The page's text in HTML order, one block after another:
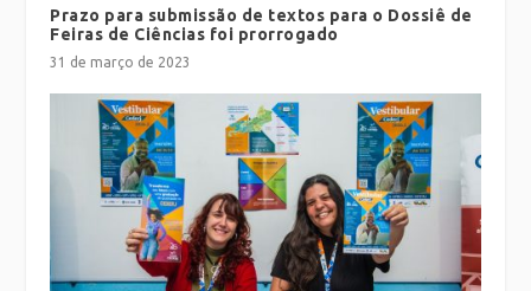
Prazo para submissão de textos para o Dossiê de
Feiras de Ciências foi prorrogado
31 de março de 2023